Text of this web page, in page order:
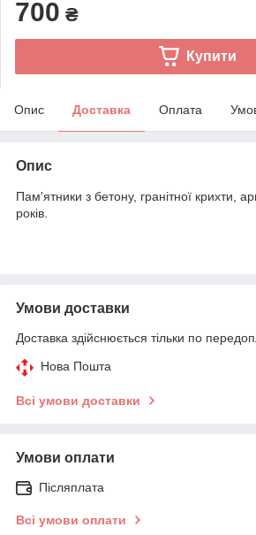
700 ₴
Купити
Опис Доставка Оплата
Опис
Пам'ятники з бетону, гранітної крихти,
років.
Умови доставки
Доставка здійснюється тільки по
Нова Пошта
Всі умови доставки
Умови оплати
Післяплата
Всі умови оплати